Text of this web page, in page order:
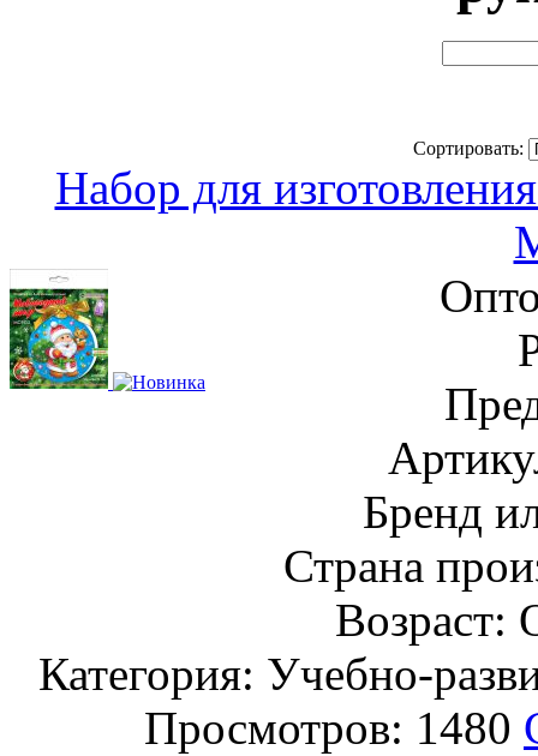
Сортировать:
Набор для
Бренд
Страна
Возраст:
Категория: Учебно-
Просмотров: 1480